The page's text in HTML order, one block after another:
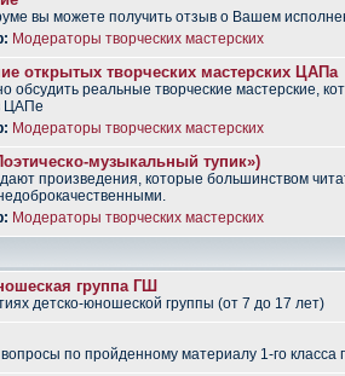
вы можете получить отзыв о Вашем
Модераторы творческих мастерских
открытых творческих мастерских ЦАПа
обсудить реальные творческие мастерские,
ЦАПе
Модераторы творческих мастерских
музыкальный тупик»)
произведения, которые большинством
Модераторы творческих мастерских
группа ГШ
детско-юношеской группы (от 7 до 17 лет)
по пройденному материалу 1-го класса